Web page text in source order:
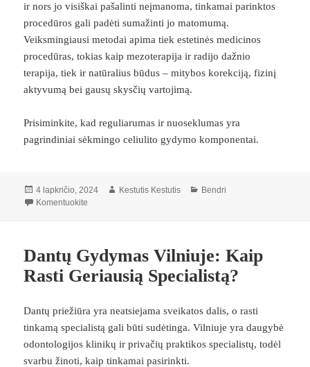
ir nors jo visiškai pašalinti neįmanoma, tinkamai parinktos
procedūros gali padėti sumažinti jo matomumą.
Veiksmingiausi metodai apima tiek estetinės medicinos
procedūras, tokias kaip mezoterapija ir radijo dažnio
terapija, tiek ir natūralius būdus – mitybos korekciją, fizinį
aktyvumą bei gausų skysčių vartojimą.
Prisiminkite, kad reguliarumas ir nuoseklumas yra
pagrindiniai sėkmingo celiulito gydymo komponentai.
Paskelbta
4 lapkričio, 2024 Autorius
Kestutis Kestutis Kategorijos
Bendri
Komentuokite
Dantų Gydymas Vilniuje: Kaip
Rasti Geriausią Specialistą?
Dantų priežiūra yra neatsiejama sveikatos dalis, o rasti
tinkamą specialistą gali būti sudėtinga. Vilniuje yra daugybė
odontologijos klinikų ir privačių praktikos specialistų, todėl
svarbu žinoti, kaip tinkamai pasirinkti.